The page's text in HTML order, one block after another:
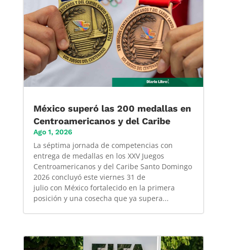
México superó las 200 medallas en
Centroamericanos y del Caribe
Ago 1, 2026
La séptima jornada de competencias con
entrega de medallas en los XXV Juegos
Centroamericanos y del Caribe Santo Domingo
2026 concluyó este viernes 31 de
julio con México fortalecido en la primera
posición y una cosecha que ya supera...